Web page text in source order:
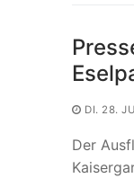
DI. 28.
Der